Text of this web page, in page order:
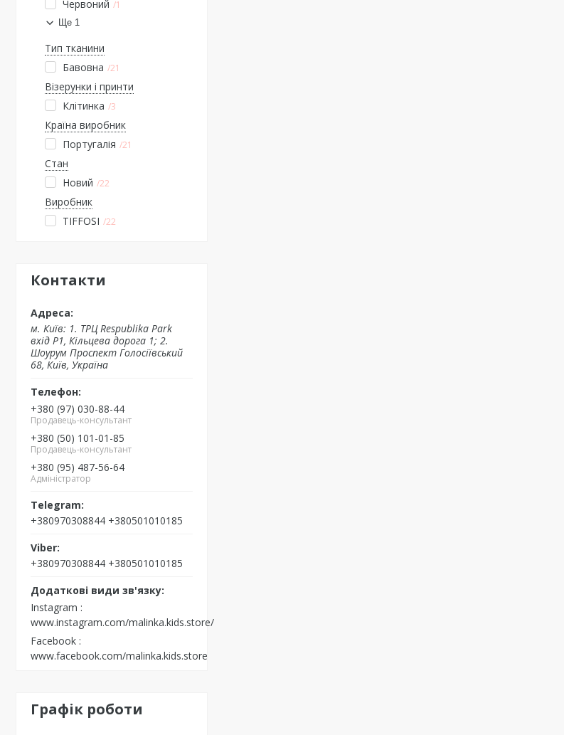
Червоний 1
Ще 1
Тип тканини
Бавовна 21
Візерунки і принти
Клітинка 3
Країна виробник
Португалія 21
Стан
Новий 22
Виробник
TIFFOSI 22
Контакти
м. Київ: 1. ТРЦ Respublika Park
вхід P1, Кільцева дорога 1; 2.
Шоурум Проспект Голосіївський
68, Київ, Україна
+380 (97) 030-88-44
Продавець-консультант
+380 (50) 101-01-85
Продавець-консультант
+380 (95) 487-56-64
Адміністратор
+380970308844 +380501010185
+380970308844 +380501010185
Instagram
www.instagram.com/malinka.kids.store/
Facebook
www.facebook.com/malinka.kids.store
Графік роботи